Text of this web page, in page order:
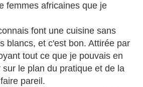
femmes africaines que je
font une cuisine sans
blancs, et c'est bon. Attirée par
tout ce que je pouvais en
le plan du pratique et de la
pareil.